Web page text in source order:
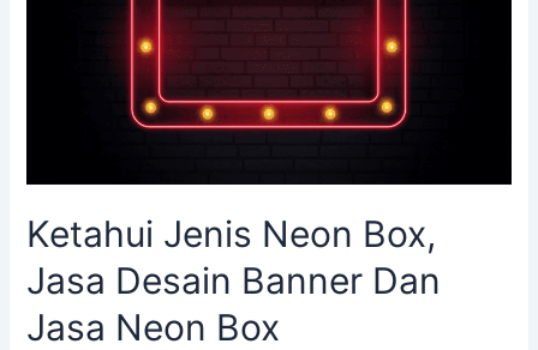
Ketahui Jenis Neon Box,
Jasa Desain Banner Dan
Jasa Neon Box